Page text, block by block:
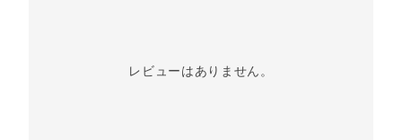
レビューはありません。